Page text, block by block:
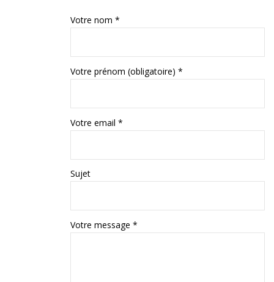
Votre nom *
Votre prénom (obligatoire) *
Votre email *
Sujet
Votre message *